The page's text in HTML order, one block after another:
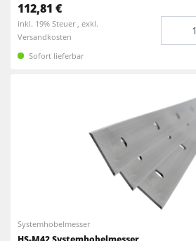
F4Solutions Software
Automatisierung & Materialhandling
Projektmanagement
112,81 €
inkl. 19% Steuer , exkl.
Versandkosten
Sofort lieferbar
Systemhobelmesser